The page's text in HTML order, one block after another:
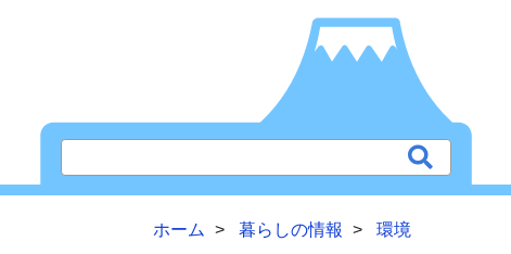
ホーム 暮らしの情報 環境